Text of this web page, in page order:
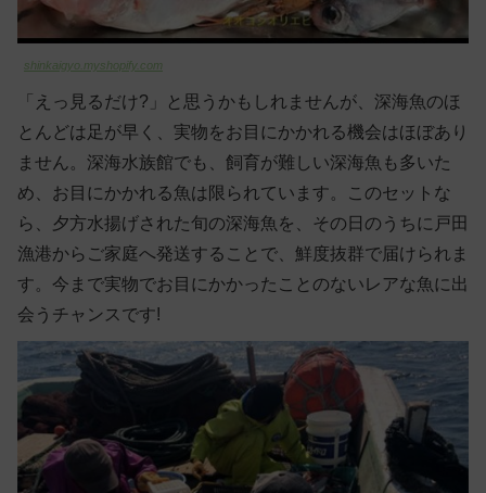
shinkaigyo.myshopify.com
「えっ見るだけ?」と思うかもしれませんが、深海魚のほ
とんどは足が早く、実物をお目にかかれる機会はほぼあり
ません。深海水族館でも、飼育が難しい深海魚も多いた
め、お目にかかれる魚は限られています。このセットな
ら、夕方水揚げされた旬の深海魚を、その日のうちに戸田
漁港からご家庭へ発送することで、鮮度抜群で届けられま
す。今まで実物でお目にかかったことのないレアな魚に出
会うチャンスです!